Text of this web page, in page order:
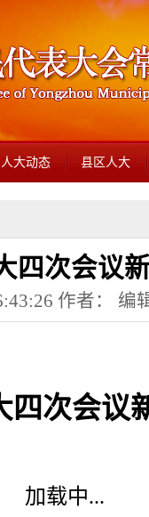
人大动态 县区人大
四次会议
作者： 编
四次会议